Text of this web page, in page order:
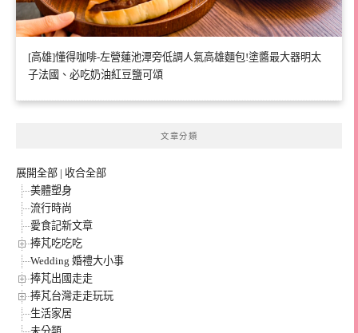
[高雄]懂得咖啡-左營蓮池潭旁低調人氣高雄麵包!塗醬最大器明太
子法國、必吃奶油紅豆鹽可頌
文章分類
展開全部 | 收合全部
美體塑身
流行時尚
愛食記新文章
捧芃吃吃吃
Wedding 婚禮大小事
捧芃出國走走
捧芃台灣走走玩玩
生活家居